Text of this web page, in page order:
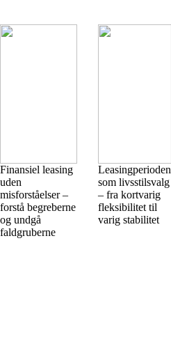
Finansiel leasing
uden
misforståelser –
forstå begreberne
og undgå
faldgruberne
Leasingperioden
som livsstilsvalg
– fra kortvarig
fleksibilitet til
varig stabilitet